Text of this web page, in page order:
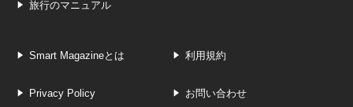
旅行のマニュアル
Smart Magazineとは 利用規約
Privacy Policy お問い合わせ